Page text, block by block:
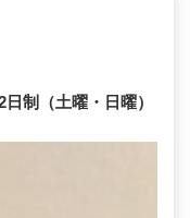
制（土曜・日曜）